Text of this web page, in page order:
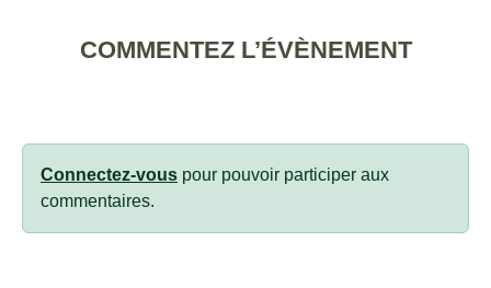
COMMENTEZ L’ÉVÈNEMENT
Connectez-vous pour pouvoir participer aux
commentaires.